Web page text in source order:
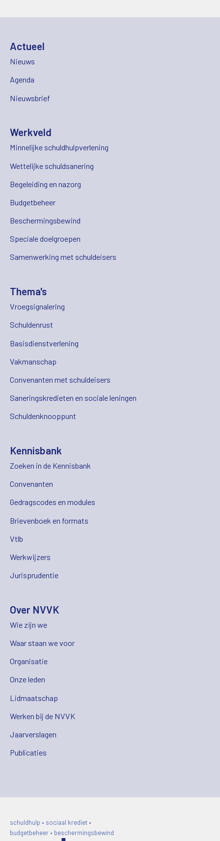
Actueel
Nieuws
Agenda
Nieuwsbrief
Werkveld
Minnelijke schuldhulpverlening
Wettelijke schuldsanering
Begeleiding en nazorg
Budgetbeheer
Beschermingsbewind
Speciale doelgroepen
Samenwerking met schuldeisers
Thema's
Vroegsignalering
Schuldenrust
Basisdienstverlening
Vakmanschap
Convenanten met schuldeisers
Saneringskredieten en sociale leningen
Schuldenknooppunt
Kennisbank
Zoeken in de Kennisbank
Convenanten
Gedragscodes en modules
Brievenboek en formats
Vtlb
Werkwijzers
Jurisprudentie
Over NVVK
Wie zijn we
Waar staan we voor
Organisatie
Onze leden
Lidmaatschap
Werken bij de NVVK
Jaarverslagen
Publicaties
schuldhulp • sociaal krediet •
budgetbeheer • beschermingsbewind